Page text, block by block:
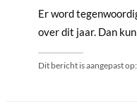
Er word
over dit jaar. Dan
Dit bericht is aangepast